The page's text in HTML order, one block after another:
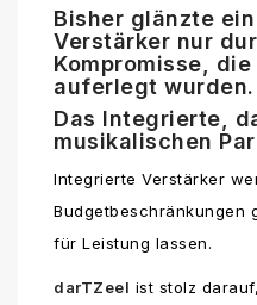
Bisher glänzte
Verstärker nur
Kompromisse,
auferlegt wurden.
Das Integrierte,
musikalischen
Integrierte Verstärker
Budgetbeschränkungen
für Leistung lassen.
darTZeel ist stolz